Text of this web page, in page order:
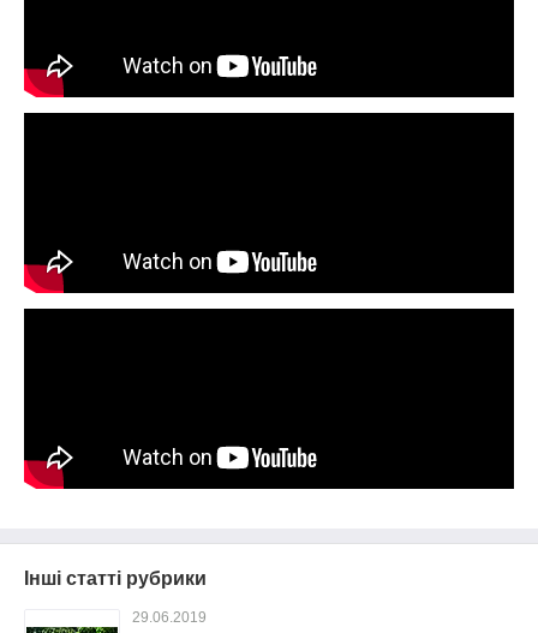
Інші статті рубрики
29.06.2019